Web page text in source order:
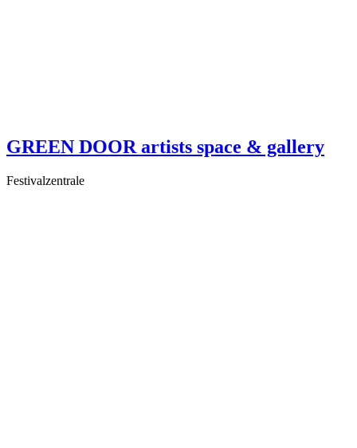
GREEN DOOR artists space & gallery
Festivalzentrale